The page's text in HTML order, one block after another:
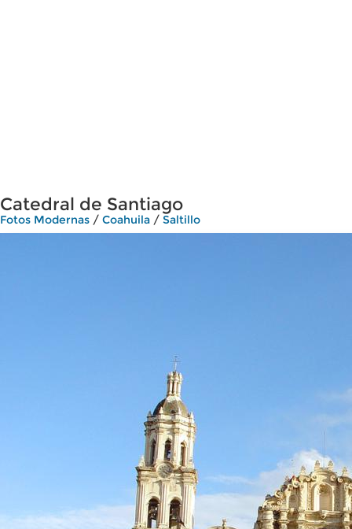
Catedral de Santiago
Fotos Modernas / Coahuila / Saltillo